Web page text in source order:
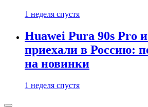
1 неделя спустя
Huawei Pura 90s Pro
приехали в Россию:
на новинки
1 неделя спустя